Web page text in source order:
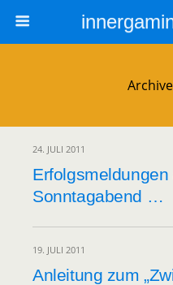
Archive
24. JULI 2011
Erfolgsmeldungen
Sonntagabend …
19. JULI 2011
Anleitung zum